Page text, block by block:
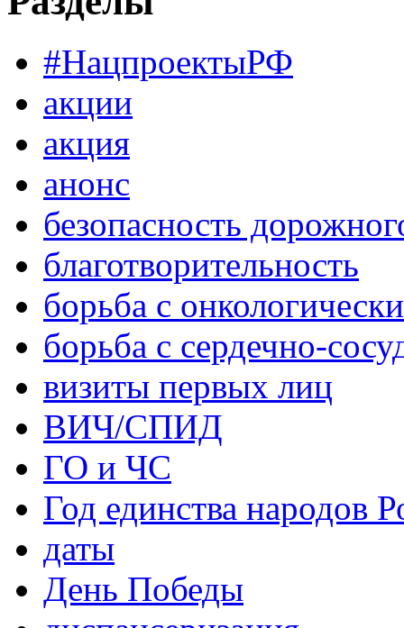
#НацпроектыРФ
акции
акция
анонс
безопасность
благотворительность
борьба с
борьба с сердечно-
визиты первых лиц
ВИЧ/СПИД
ГО и ЧС
Год единства народов
даты
День Победы